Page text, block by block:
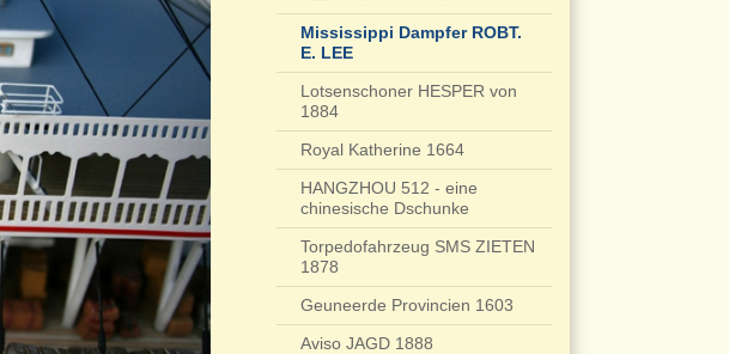
Mississippi Dampfer ROBT.
E. LEE
Lotsenschoner HESPER von
1884
Royal Katherine 1664
HANGZHOU 512 - eine
chinesische Dschunke
Torpedofahrzeug SMS ZIETEN
1878
Geuneerde Provincien 1603
Aviso JAGD 1888